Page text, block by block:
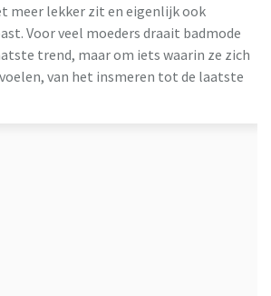
meer lekker zit en eigenlijk ook
Voor veel moeders draait badmode
trend, maar om iets waarin ze zich
van het insmeren tot de laatste